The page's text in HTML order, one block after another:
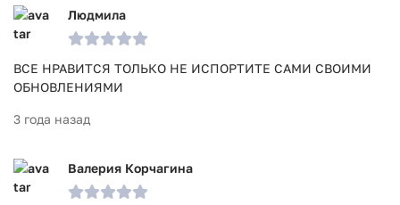
Людмила
ВСЕ НРАВИТСЯ ТОЛЬКО НЕ ИСПОРТИТЕ САМИ СВОИМИ
ОБНОВЛЕНИЯМИ
3 года назад
Валерия Корчагина